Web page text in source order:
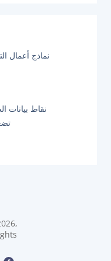
ص
P
U
نماذج أعمال
Nنقاط بيانات